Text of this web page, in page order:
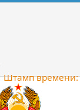
Штамп времени: